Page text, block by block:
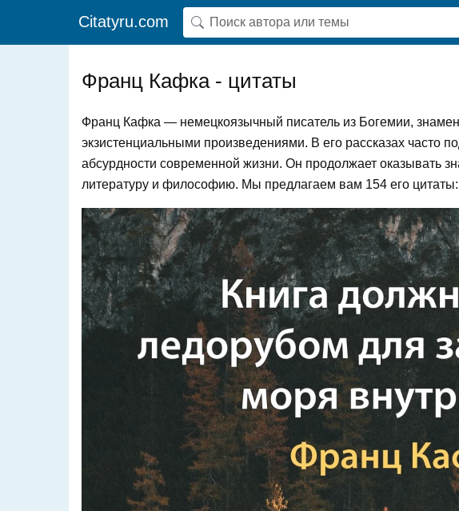
Citatyru.com
Франц Кафка - цитаты
Франц Кафка — немецкоязычный писатель из Богемии,
экзистенциальными произведениями. В его рассказах часто
абсурдности современной жизни. Он продолжает оказывать
литературу и философию. Мы предлагаем вам 154 его цитаты: